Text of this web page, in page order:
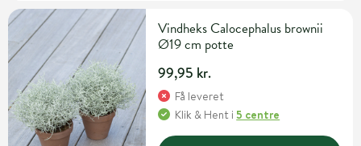
Vindheks Calocephalus brownii
Ø19 cm potte
99,95 kr.
Få leveret
Klik & Hent i5 centre